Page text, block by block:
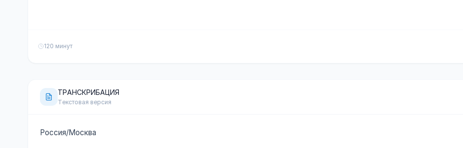
120 минут
ТРАНСКРИБАЦИЯ
Текстовая версия
Россия/Москва